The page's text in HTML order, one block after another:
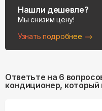
Нашли дешевле?
Мы снизим цену!
Узнать подробнее
Ответьте на 6
кондиционер,